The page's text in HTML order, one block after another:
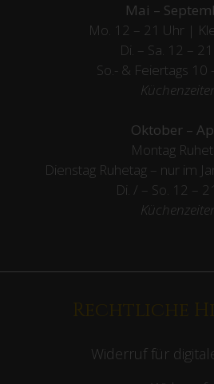
Mai –
Mo. 12 – 21 Uhr |
Di. – Sa. 12 –
So.- & Feiertags 10
Oktober –
Montag
Dienstag Ruhetag – nur im
Di. / – So. 12 –
Rechtliche
Widerruf für